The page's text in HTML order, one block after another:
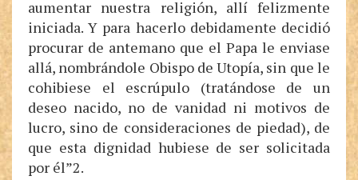
aumentar nuestra religión, allí felizmente
iniciada. Y para hacerlo debidamente decidió
procurar de antemano que el Papa le enviase
allá, nombrándole Obispo de Utopía, sin que le
cohibiese el escrúpulo (tratándose de un
deseo nacido, no de vanidad ni motivos de
lucro, sino de consideraciones de piedad), de
que esta dignidad hubiese de ser solicitada
por él”2.